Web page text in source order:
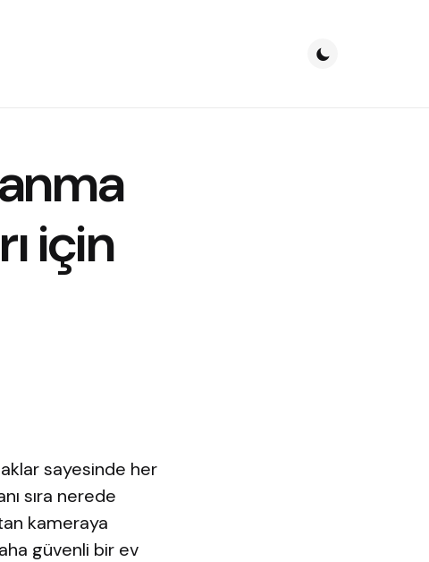
için
sayesinde her
sıra nerede
kameraya
güvenli bir ev